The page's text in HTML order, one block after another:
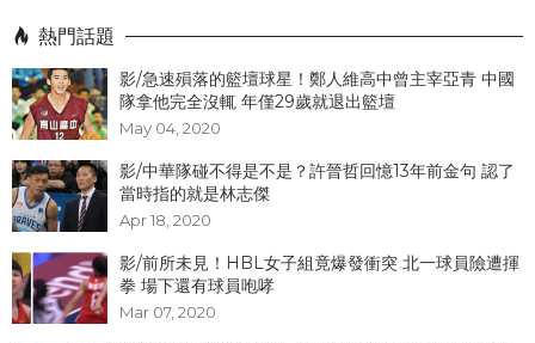
熱門話題
影/急速殞落的籃壇球星！鄭人維高中曾主宰亞青 中國
隊拿他完全沒輒 年僅29歲就退出籃壇
May 04, 2020
影/中華隊碰不得是不是？許晉哲回憶13年前金句 認了
當時指的就是林志傑
Apr 18, 2020
影/前所未見！HBL女子組竟爆發衝突 北一球員險遭揮
拳 場下還有球員咆哮
Mar 07, 2020